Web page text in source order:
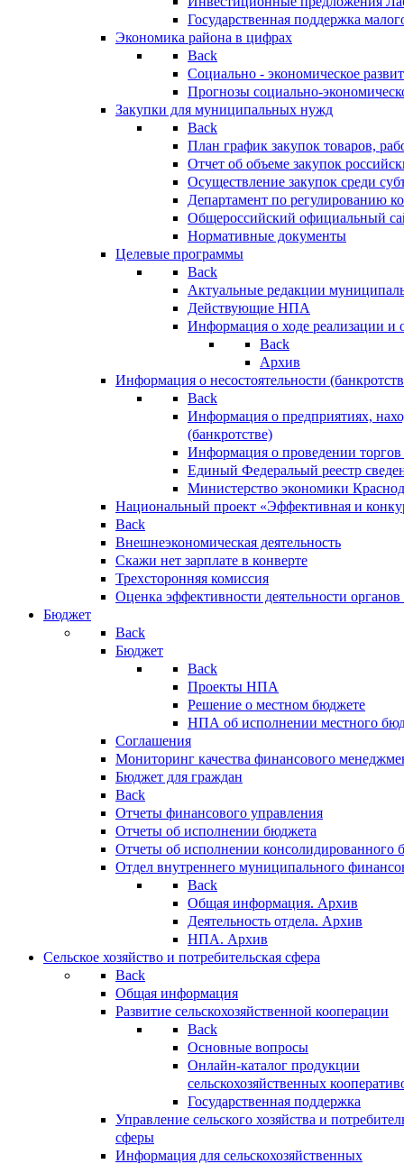
Государственная поддержка
Экономика района в цифрах
Back
Социально - экономическое
Прогнозы социально-
Закупки для муниципальных нужд
Back
План график закупок товаров,
Отчет об объеме закупок
Осуществление закупок среди
Департамент по регулированию
Общероссийский официальный
Нормативные документы
Целевые программы
Back
Актуальные редакции
Действующие НПА
Информация о ходе реализации
Back
Архив
Информация о несостоятельности
Back
Информация о предприятиях,
(банкротстве)
Информация о проведении
Единый Федеральый реестр
Министерство экономики
Национальный проект «Эффективная и
Back
Внешнеэкономическая деятельность
Скажи нет зарплате в конверте
Трехсторонняя комиссия
Оценка эффективности деятельности
Бюджет
Back
Бюджет
Back
Проекты НПА
Решение о местном бюджете
НПА об исполнении местного
Соглашения
Мониторинг качества финансового
Бюджет для граждан
Back
Отчеты финансового управления
Отчеты об исполнении бюджета
Отчеты об исполнении консолидированного
Отдел внутреннего муниципального
Back
Общая информация. Архив
Деятельность отдела. Архив
НПА. Архив
Сельское хозяйство и потребительская сфера
Back
Общая информация
Развитие сельскохозяйственной кооперации
Back
Основные вопросы
Онлайн-каталог продукции
сельскохозяйственных
Государственная поддержка
Управление сельского хозяйства и
сферы
Информация для сельскохозяйственных